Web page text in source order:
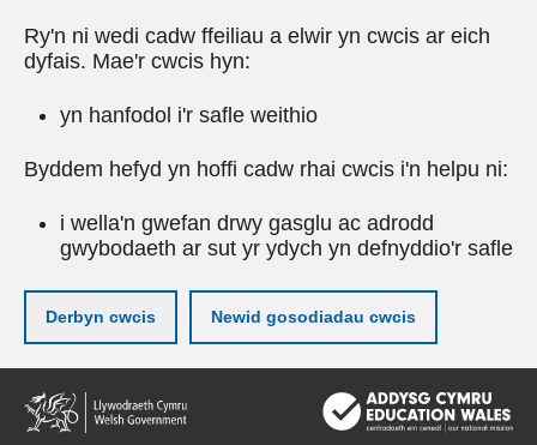
Ry'n ni wedi cadw ffeiliau a elwir yn cwcis ar eich
dyfais. Mae'r cwcis hyn:
yn hanfodol i'r safle weithio
Byddem hefyd yn hoffi cadw rhai cwcis i'n helpu ni:
i wella'n gwefan drwy gasglu ac adrodd
gwybodaeth ar sut yr ydych yn defnyddio'r safle
Derbyn cwcis Newid gosodiadau cwcis
Neidio
i'r
prif